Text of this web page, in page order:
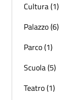
Cultura (1)
Palazzo (6)
Parco (1)
Scuola (5)
Teatro (1)